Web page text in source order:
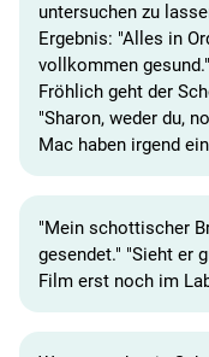
untersuchen zu
Ergebnis: "Alles in
vollkommen gesund."
Fröhlich geht der
"Sharon, weder du,
Mac haben irgend
"Mein schottischer
gesendet." "Sieht er
Film erst noch im